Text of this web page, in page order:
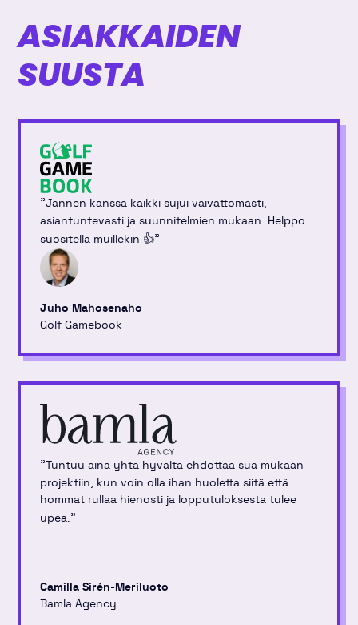
ASIAKKAIDEN
SUUSTA
"Jannen kanssa kaikki sujui vaivattomasti,
asiantuntevasti ja suunnitelmien mukaan. Helppo
suositella muillekin 👍"
Juho Mahosenaho
Golf Gamebook
"Tuntuu aina yhtä hyvältä ehdottaa sua mukaan
projektiin, kun voin olla ihan huoletta siitä että
hommat rullaa hienosti ja lopputuloksesta tulee
upea."
Camilla Sirén-Meriluoto
Bamla Agency